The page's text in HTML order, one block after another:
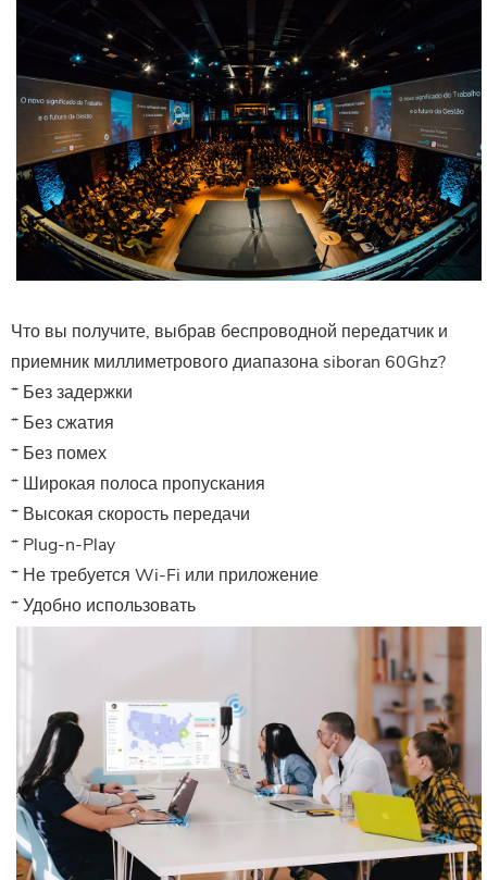
Что вы получите, выбрав беспроводной передатчик и
приемник миллиметрового диапазона siboran 60Ghz?
* Без задержки
* Без сжатия
* Без помех
* Широкая полоса пропускания
* Высокая скорость передачи
* Plug-n-Play
* Не требуется Wi-Fi или приложение
* Удобно использовать